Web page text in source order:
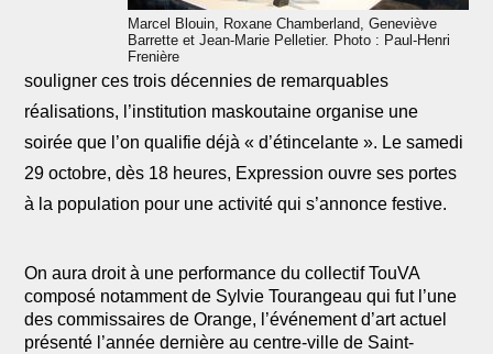
Marcel Blouin, Roxane Chamberland, Geneviève
Barrette et Jean-Marie Pelletier. Photo : Paul-Henri
Frenière
souligner ces trois décennies de remarquables
réalisations, l’institution maskoutaine organise une
soirée que l’on qualifie déjà « d’étincelante ». Le samedi
29 octobre, dès 18 heures, Expression ouvre ses portes
à la population pour une activité qui s’annonce festive.
On aura droit à une performance du collectif TouVA
composé notamment de Sylvie Tourangeau qui fut l’une
des commissaires de Orange, l’événement d’art actuel
présenté l’année dernière au centre-ville de Saint-